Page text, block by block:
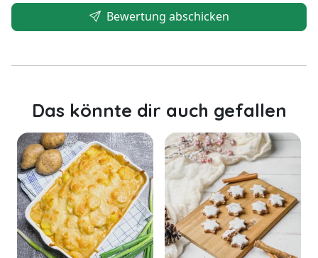
Bewertung abschicken
Das könnte dir auch gefallen